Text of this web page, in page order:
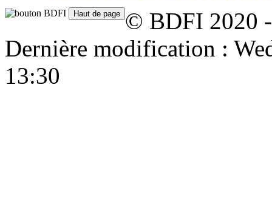
© BDFI 2020
Dernière modification :
13:30